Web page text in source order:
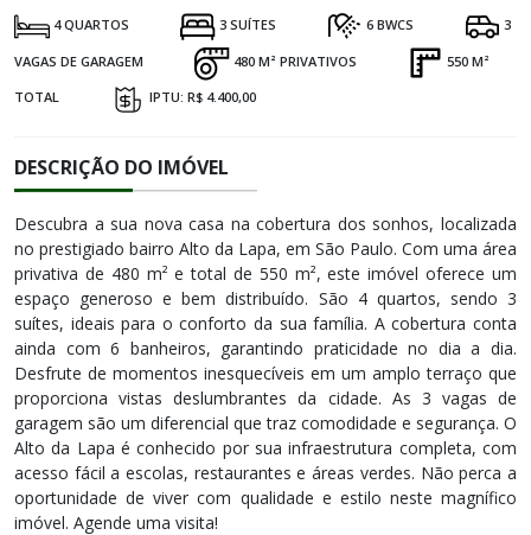
4 QUARTOS 3 SUÍTES 6 BWCS 3
VAGAS DE GARAGEM 480 M² PRIVATIVOS 550 M²
TOTAL IPTU: R$ 4.400,00
DESCRIÇÃO DO IMÓVEL
Descubra a sua nova casa na cobertura dos sonhos, localizada
no prestigiado bairro Alto da Lapa, em São Paulo. Com uma área
privativa de 480 m² e total de 550 m², este imóvel oferece um
espaço generoso e bem distribuído. São 4 quartos, sendo 3
suítes, ideais para o conforto da sua família. A cobertura conta
ainda com 6 banheiros, garantindo praticidade no dia a dia.
Desfrute de momentos inesquecíveis em um amplo terraço que
proporciona vistas deslumbrantes da cidade. As 3 vagas de
garagem são um diferencial que traz comodidade e segurança. O
Alto da Lapa é conhecido por sua infraestrutura completa, com
acesso fácil a escolas, restaurantes e áreas verdes. Não perca a
oportunidade de viver com qualidade e estilo neste magnífico
imóvel. Agende uma visita!